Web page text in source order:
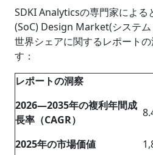
SDKI Analyticsの専門家によ
(SoC) Design Market(システ
世界シェアに関するレポート
す：
レポートの洞察
2026―2035年の複利年間成
長率（CAGR）
2025年の市場価値